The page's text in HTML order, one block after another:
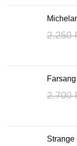
2.250
Farsang
2.700
Strange